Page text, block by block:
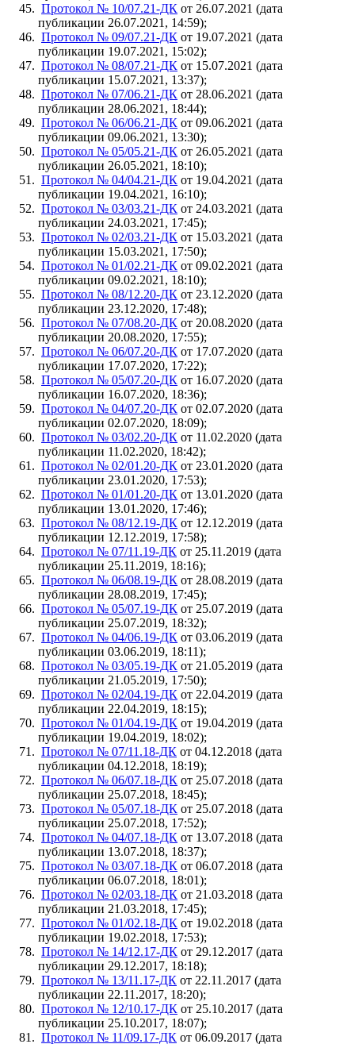
Протокол № 10/07.21-ДК от 26.07.2021 (дата
публикации 26.07.2021, 14:59);
Протокол № 09/07.21-ДК от 19.07.2021 (дата
публикации 19.07.2021, 15:02);
Протокол № 08/07.21-ДК от 15.07.2021 (дата
публикации 15.07.2021, 13:37);
Протокол № 07/06.21-ДК от 28.06.2021 (дата
публикации 28.06.2021, 18:44);
Протокол № 06/06.21-ДК от 09.06.2021 (дата
публикации 09.06.2021, 13:30);
Протокол № 05/05.21-ДК от 26.05.2021 (дата
публикации 26.05.2021, 18:10);
Протокол № 04/04.21-ДК от 19.04.2021 (дата
публикации 19.04.2021, 16:10);
Протокол № 03/03.21-ДК от 24.03.2021 (дата
публикации 24.03.2021, 17:45);
Протокол № 02/03.21-ДК от 15.03.2021 (дата
публикации 15.03.2021, 17:50);
Протокол № 01/02.21-ДК от 09.02.2021 (дата
публикации 09.02.2021, 18:10);
Протокол № 08/12.20-ДК от 23.12.2020 (дата
публикации 23.12.2020, 17:48);
Протокол № 07/08.20-ДК от 20.08.2020 (дата
публикации 20.08.2020, 17:55);
Протокол № 06/07.20-ДК от 17.07.2020 (дата
публикации 17.07.2020, 17:22);
Протокол № 05/07.20-ДК от 16.07.2020 (дата
публикации 16.07.2020, 18:36);
Протокол № 04/07.20-ДК от 02.07.2020 (дата
публикации 02.07.2020, 18:09);
Протокол № 03/02.20-ДК от 11.02.2020 (дата
публикации 11.02.2020, 18:42);
Протокол № 02/01.20-ДК от 23.01.2020 (дата
публикации 23.01.2020, 17:53);
Протокол № 01/01.20-ДК от 13.01.2020 (дата
публикации 13.01.2020, 17:46);
Протокол № 08/12.19-ДК от 12.12.2019 (дата
публикации 12.12.2019, 17:58);
Протокол № 07/11.19-ДК от 25.11.2019 (дата
публикации 25.11.2019, 18:16);
Протокол № 06/08.19-ДК от 28.08.2019 (дата
публикации 28.08.2019, 17:45);
Протокол № 05/07.19-ДК от 25.07.2019 (дата
публикации 25.07.2019, 18:32);
Протокол № 04/06.19-ДК от 03.06.2019 (дата
публикации 03.06.2019, 18:11);
Протокол № 03/05.19-ДК от 21.05.2019 (дата
публикации 21.05.2019, 17:50);
Протокол № 02/04.19-ДК от 22.04.2019 (дата
публикации 22.04.2019, 18:15);
Протокол № 01/04.19-ДК от 19.04.2019 (дата
публикации 19.04.2019, 18:02);
Протокол № 07/11.18-ДК от 04.12.2018 (дата
публикации 04.12.2018, 18:19);
Протокол № 06/07.18-ДК от 25.07.2018 (дата
публикации 25.07.2018, 18:45);
Протокол № 05/07.18-ДК от 25.07.2018 (дата
публикации 25.07.2018, 17:52);
Протокол № 04/07.18-ДК от 13.07.2018 (дата
публикации 13.07.2018, 18:37);
Протокол № 03/07.18-ДК от 06.07.2018 (дата
публикации 06.07.2018, 18:01);
Протокол № 02/03.18-ДК от 21.03.2018 (дата
публикации 21.03.2018, 17:45);
Протокол № 01/02.18-ДК от 19.02.2018 (дата
публикации 19.02.2018, 17:53);
Протокол № 14/12.17-ДК от 29.12.2017 (дата
публикации 29.12.2017, 18:18);
Протокол № 13/11.17-ДК от 22.11.2017 (дата
публикации 22.11.2017, 18:20);
Протокол № 12/10.17-ДК от 25.10.2017 (дата
публикации 25.10.2017, 18:07);
Протокол № 11/09.17-ДК от 06.09.2017 (дата